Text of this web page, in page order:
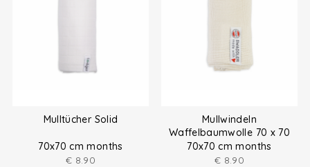
Mulltücher Solid
70x70 cm months
€ 8.90
Mullwindeln
Waffelbaumwolle 70 x 70
cm
70x70 cm months
€ 8.90